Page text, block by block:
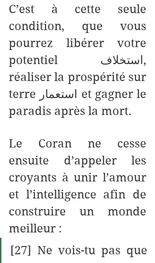
C’est à cette seule
condition, que vous
pourrez libérer votre
potentiel استخلاف,
réaliser la prospérité sur
terre استعمار et gagner le
paradis après la mort.
Le Coran ne cesse
ensuite d’appeler les
croyants à unir l’amour
et l’intelligence afin de
construire un monde
meilleur :
[27] Ne vois-tu pas que